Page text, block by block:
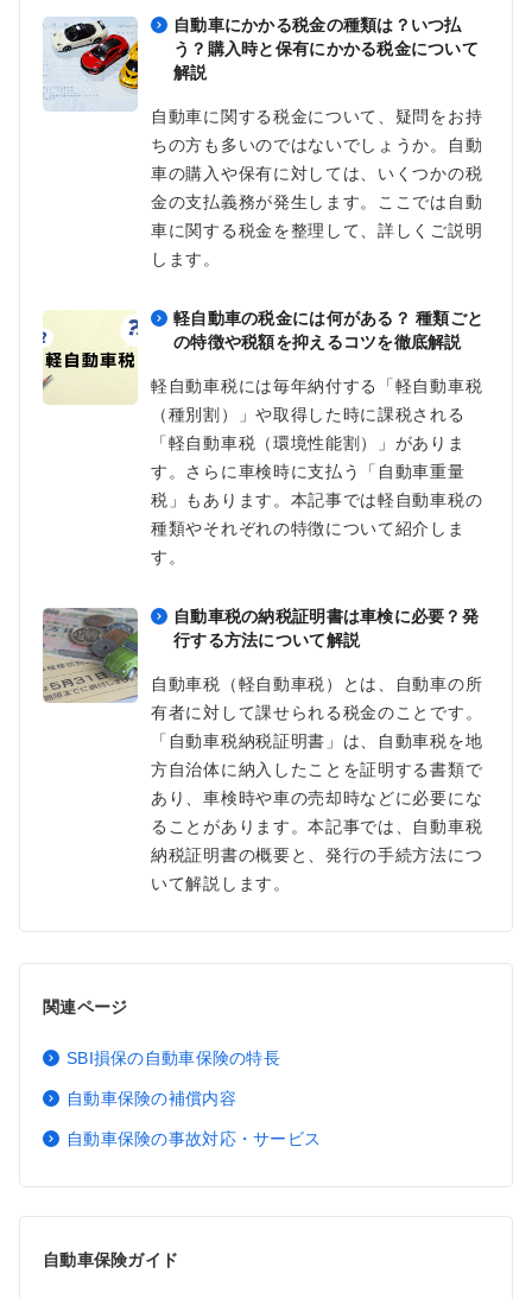
自動車にかかる税金の種類は？いつ払
う？購入時と保有にかかる税金について
解説
自動車に関する税金について、疑問をお持
ちの方も多いのではないでしょうか。自動
車の購入や保有に対しては、いくつかの税
金の支払義務が発生します。ここでは自動
車に関する税金を整理して、詳しくご説明
します。
軽自動車の税金には何がある？ 種類ごと
の特徴や税額を抑えるコツを徹底解説
軽自動車税には毎年納付する「軽自動車税
（種別割）」や取得した時に課税される
「軽自動車税（環境性能割）」がありま
す。さらに車検時に支払う「自動車重量
税」もあります。本記事では軽自動車税の
種類やそれぞれの特徴について紹介しま
す。
自動車税の納税証明書は車検に必要？発
行する方法について解説
自動車税（軽自動車税）とは、自動車の所
有者に対して課せられる税金のことです。
「自動車税納税証明書」は、自動車税を地
方自治体に納入したことを証明する書類で
あり、車検時や車の売却時などに必要にな
ることがあります。本記事では、自動車税
納税証明書の概要と、発行の手続方法につ
いて解説します。
関連ページ
SBI損保の自動車保険の特長
自動車保険の補償内容
自動車保険の事故対応・サービス
自動車保険ガイド